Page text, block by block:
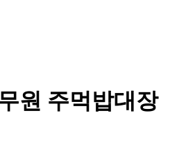
원 주먹밥대장